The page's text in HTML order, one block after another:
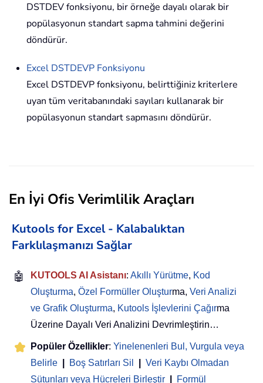
DSTDEV fonksiyonu, bir örneğe dayalı olarak bir
popülasyonun standart sapma tahmini değerini
döndürür.
Excel DSTDEVP Fonksiyonu
Excel DSTDEVP fonksiyonu, belirttiğiniz kriterlere
uyan tüm veritabanındaki sayıları kullanarak bir
popülasyonun standart sapmasını döndürür.
En İyi Ofis Verimlilik Araçları
Kutools for Excel - Kalabalıktan
Farklılaşmanızı Sağlar
🤖 KUTOOLS AI Asistanı: Akıllı Yürütme, Kod
Oluşturma, Özel Formüller Oluşturma, Veri Analizi
ve Grafik Oluşturma, Kutools İşlevlerini Çağırma
Üzerine Dayalı Veri Analizini Devrimleştirin…
Popüler Özellikler: Yinelenenleri Bul, Vurgula veya
Belirle
Boş Satırları Sil
Veri Kaybı Olmadan
Sütunları veya Hücreleri Birleştir
Formül